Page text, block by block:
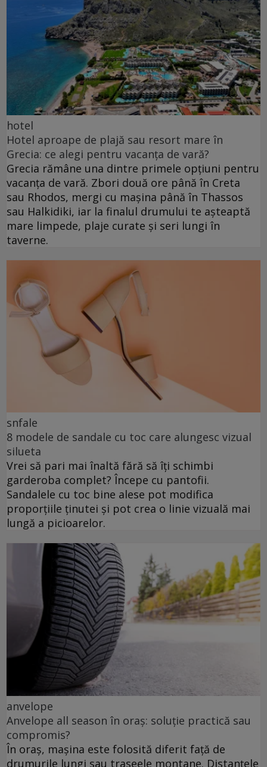
hotel
Hotel aproape de plajă sau resort mare în
Grecia: ce alegi pentru vacanța de vară?
Grecia rămâne una dintre primele opțiuni pentru
vacanța de vară. Zbori două ore până în Creta
sau Rhodos, mergi cu mașina până în Thassos
sau Halkidiki, iar la finalul drumului te așteaptă
mare limpede, plaje curate și seri lungi în
taverne.
snfale
8 modele de sandale cu toc care alungesc vizual
silueta
Vrei să pari mai înaltă fără să îți schimbi
garderoba complet? Începe cu pantofii.
Sandalele cu toc bine alese pot modifica
proporțiile ținutei și pot crea o linie vizuală mai
lungă a picioarelor.
anvelope
Anvelope all season în oraș: soluție practică sau
compromis?
În oraș, mașina este folosită diferit față de
drumurile lungi sau traseele montane. Distanțele